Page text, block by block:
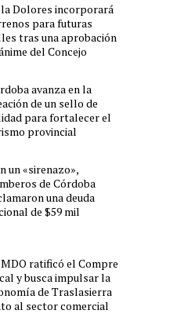
Dolores incorporará
para futuras
tras una aprobación
del Concejo
avanza en la
de un sello de
para fortalecer el
provincial
un «sirenazo»,
de Córdoba
una deuda
de $59 mil
ratificó el Compre
y busca impulsar la
de Traslasierra
al sector comercial